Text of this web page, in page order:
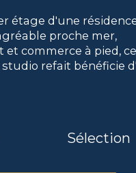
étage d'une
proche mer,
et commerce à pied, ce
refait bénéficie
Sélection